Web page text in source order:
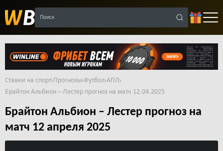
Поиск
Ставки на спорт Прогнозы Футбол АПЛ
Брайтон Альбион – Лестер прогноз на матч 12.04.2025
Брайтон Альбион – Лестер прогноз на
матч 12 апреля 2025